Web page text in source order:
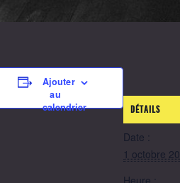
Ajouter
au
calendrier
DÉTAILS
Date :
1 octobre
Heure :